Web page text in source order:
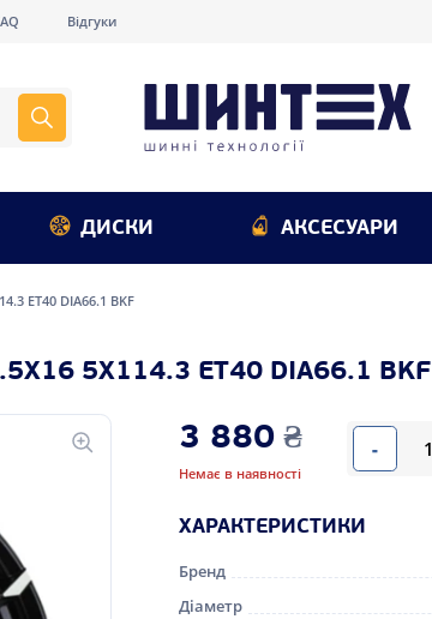
Відгуки
ДИСКИ АКСЕСУАРИ
ET40 DIA66.1 BKF
5X114.3 ET40 DIA66.1 BKF
3 880 ₴
Немає в наявності
-
ХАРАКТЕРИСТИКИ
Бренд
Діаметр